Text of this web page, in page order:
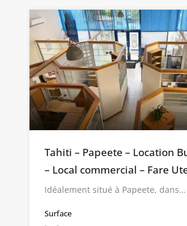
Tahiti – Papeete – Location
– Local commercial – Fare
Idéalement situé à Papeete, dans…
Surface